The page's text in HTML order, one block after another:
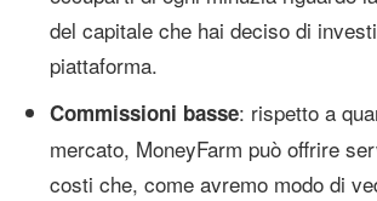
del capitale che hai deciso di
piattaforma.
Commissioni basse: rispetto a
mercato, MoneyFarm può offrire
costi che, come avremo modo di